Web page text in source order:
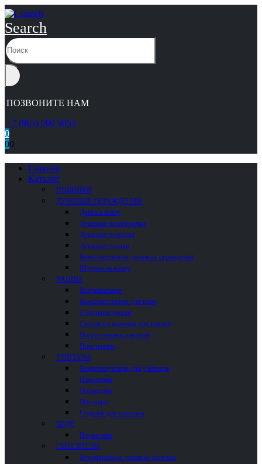
Search
ПОЗВОНИТЕ НАМ
+7 (965) 000 9055
0
00
Главная
Каталог
НОВИНКИ
ДУШЕВЫЕ ОГРАЖДЕНИЯ
Двери в нишу
Душевые перегородки
Душевые поддоны
Душевые уголки
Комплектующие душевых ограждений
Шторки на ванну
ВАННЫ
Встраиваемые
Комплектующие для ванн
Отдельностоящие
Столики и полочки для ванной
Подголовники для ванн
Пристенные
УНИТАЗЫ
Комплектующие для унитазов
Напольные
Подвесные
Писсуары
Сиденья для унитазов
БИДЕ
Подвесные
СМЕСИТЕЛИ
Встраиваемые душевые системы